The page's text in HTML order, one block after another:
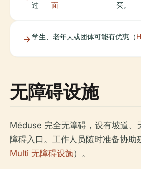
过
面
买。
学生、老年人或团体可能有优惠（
无障碍设施
Méduse 完全无障碍，设有坡道、
障碍入口。工作人员随时准备协助
Multi 无障碍设施）。